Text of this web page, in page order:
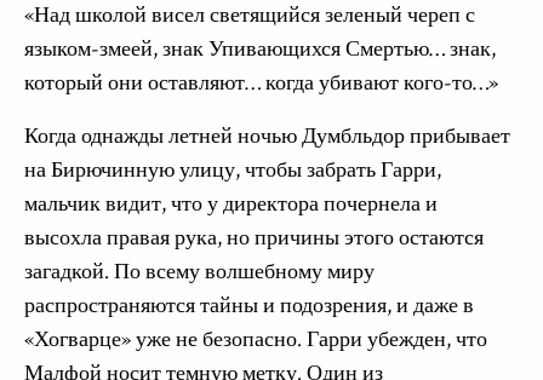
«Над школой висел светящийся зеленый череп с
языком-змеей, знак Упивающихся Смертью… знак,
который они оставляют… когда убивают кого-то…»
Когда однажды летней ночью Думбльдор прибывает
на Бирючинную улицу, чтобы забрать Гарри,
мальчик видит, что у директора почернела и
высохла правая рука, но причины этого остаются
загадкой. По всему волшебному миру
распространяются тайны и подозрения, и даже в
«Хогварце» уже не безопасно. Гарри убежден, что
Малфой носит темную метку. Один из